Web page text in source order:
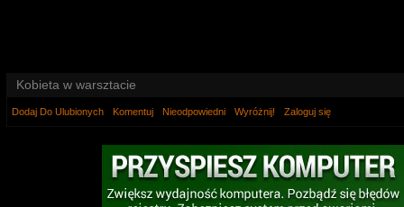
Kobieta w warsztacie
Dodaj Do Ulubionych Komentuj Nieodpowiedni Wyróżnij! Zaloguj się